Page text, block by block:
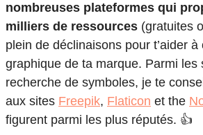
nombreuses plateformes qui
milliers de ressources (gratuites
plein de déclinaisons pour t’aider à
graphique de ta marque. Parmi les
recherche de symboles, je te
aux sites Freepik, Flaticon et the
figurent parmi les plus réputés. 👍